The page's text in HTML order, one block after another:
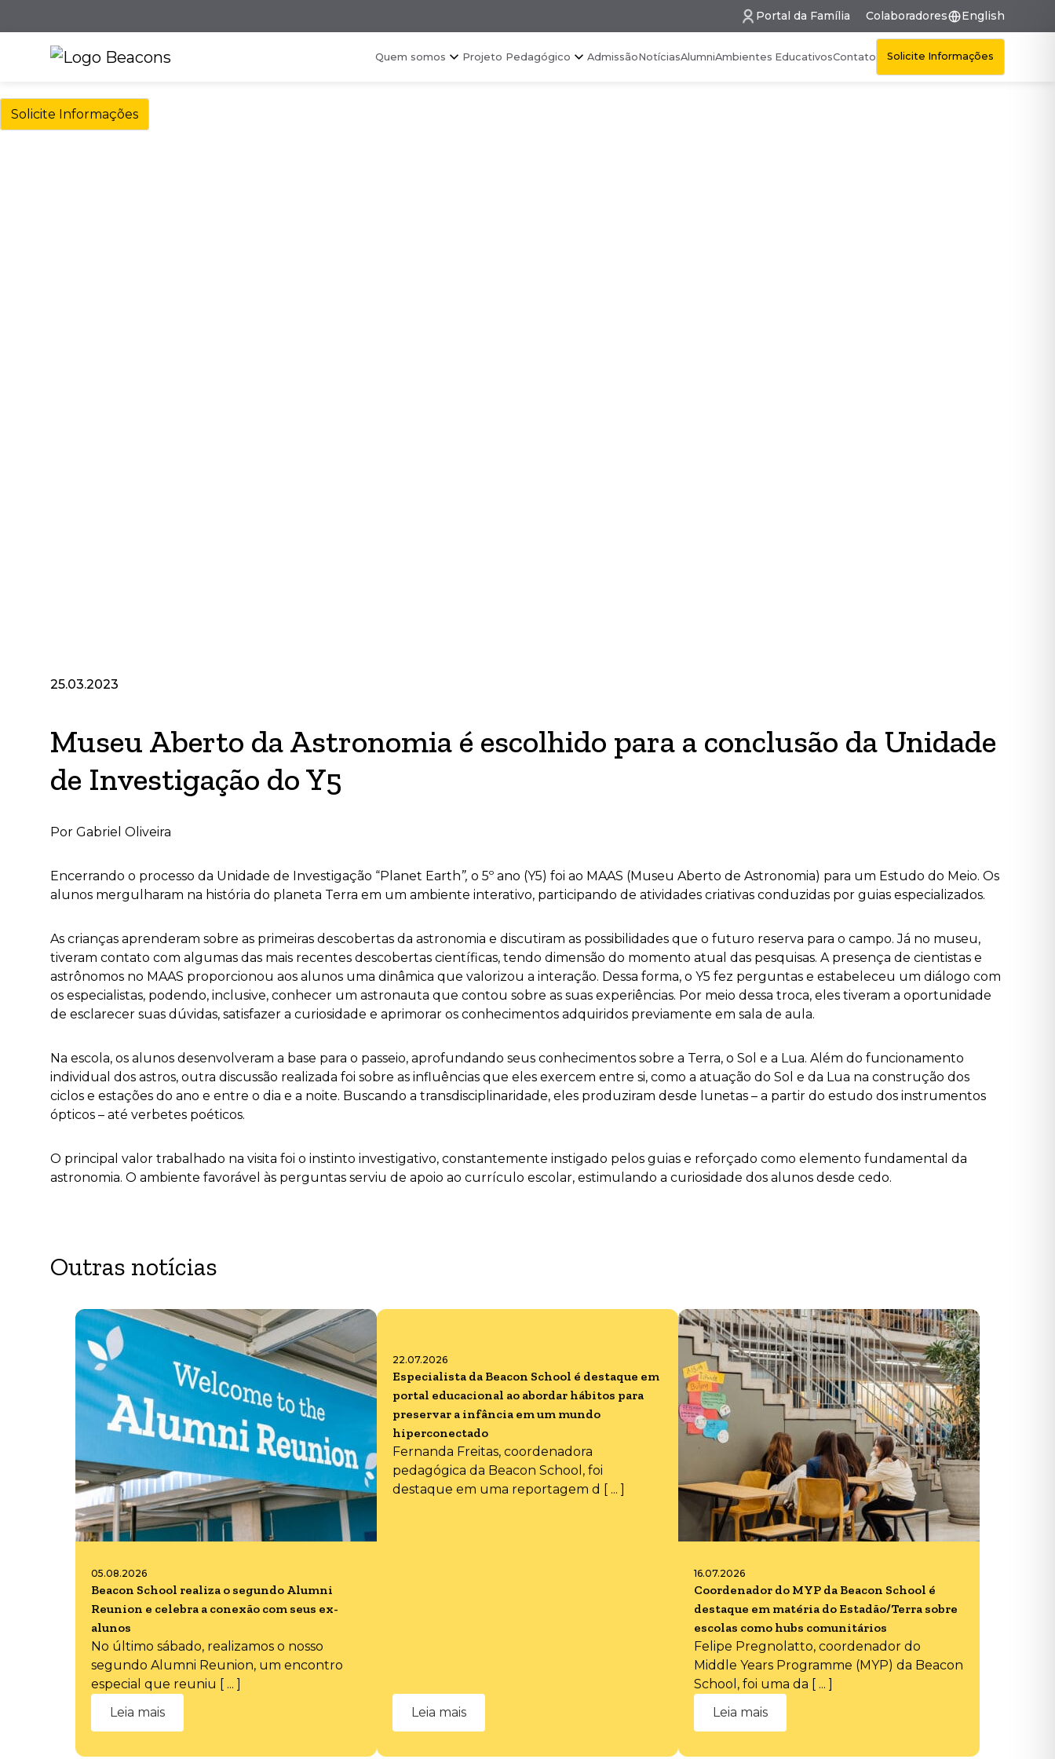
Portal da Família Colaboradores English
Quem somos Projeto Pedagógico AdmissãoNotíciasAlumniAmbientes EducativosContato Solicite Informações
Solicite Informações
25.03.2023
Museu Aberto da Astronomia é escolhido para a conclusão da Unidade
de Investigação do Y5
Por Gabriel Oliveira
Encerrando o processo da Unidade de Investigação “Planet Earth”, o 5º ano (Y5) foi ao MAAS (Museu Aberto de Astronomia) para um Estudo do Meio. Os
alunos mergulharam na história do planeta Terra em um ambiente interativo, participando de atividades criativas conduzidas por guias especializados.
As crianças aprenderam sobre as primeiras descobertas da astronomia e discutiram as possibilidades que o futuro reserva para o campo. Já no museu,
tiveram contato com algumas das mais recentes descobertas científicas, tendo dimensão do momento atual das pesquisas. A presença de cientistas e
astrônomos no MAAS proporcionou aos alunos uma dinâmica que valorizou a interação. Dessa forma, o Y5 fez perguntas e estabeleceu um diálogo com
os especialistas, podendo, inclusive, conhecer um astronauta que contou sobre as suas experiências. Por meio dessa troca, eles tiveram a oportunidade
de esclarecer suas dúvidas, satisfazer a curiosidade e aprimorar os conhecimentos adquiridos previamente em sala de aula.
Na escola, os alunos desenvolveram a base para o passeio, aprofundando seus conhecimentos sobre a Terra, o Sol e a Lua. Além do funcionamento
individual dos astros, outra discussão realizada foi sobre as influências que eles exercem entre si, como a atuação do Sol e da Lua na construção dos
ciclos e estações do ano e entre o dia e a noite. Buscando a transdisciplinaridade, eles produziram desde lunetas – a partir do estudo dos instrumentos
ópticos – até verbetes poéticos.
O principal valor trabalhado na visita foi o instinto investigativo, constantemente instigado pelos guias e reforçado como elemento fundamental da
astronomia. O ambiente favorável às perguntas serviu de apoio ao currículo escolar, estimulando a curiosidade dos alunos desde cedo.
Outras notícias
05.08.2026
Beacon School realiza o segundo Alumni
Reunion e celebra a conexão com seus ex-
alunos
No último sábado, realizamos o nosso
segundo Alumni Reunion, um encontro
especial que reuniu [ ... ]
Leia mais
22.07.2026
Especialista da Beacon School é destaque em
portal educacional ao abordar hábitos para
preservar a infância em um mundo
hiperconectado
Fernanda Freitas, coordenadora
pedagógica da Beacon School, foi
destaque em uma reportagem d [ ... ]
Leia mais
16.07.2026
Coordenador do MYP da Beacon School é
destaque em matéria do Estadão/Terra sobre
escolas como hubs comunitários
Felipe Pregnolatto, coordenador do
Middle Years Programme (MYP) da Beacon
School, foi uma da [ ... ]
Leia mais